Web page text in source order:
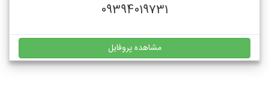
09394019731
مشاهده پروفایل